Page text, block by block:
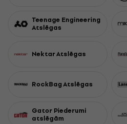
Teenage Engineering
Atslēgas
Nektar Atslēgas
RockBag Atslēgas
Gator Piederumi
atslēgām